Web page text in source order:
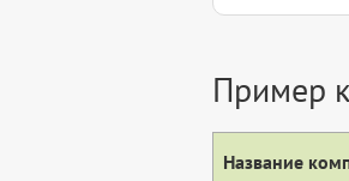
Пример
Название